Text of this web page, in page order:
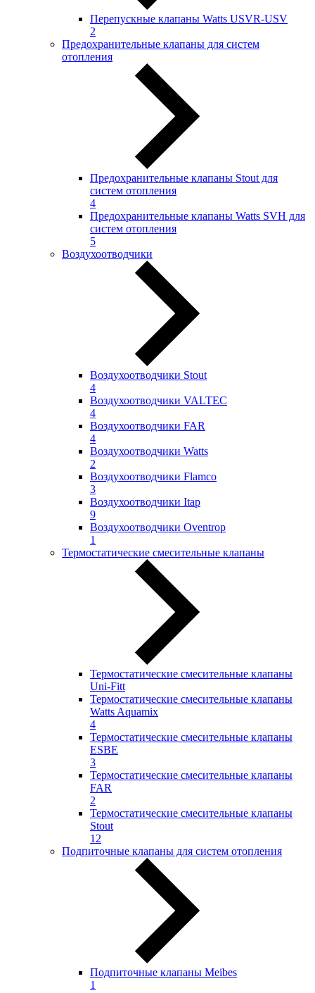
Перепускные клапаны Watts USVR-USV
2
Предохранительные клапаны для систем
отопления
Предохранительные клапаны Stout для
систем отопления
4
Предохранительные клапаны Watts SVH для
систем отопления
5
Воздухоотводчики
Воздухоотводчики Stout
4
Воздухоотводчики VALTEC
4
Воздухоотводчики FAR
4
Воздухоотводчики Watts
2
Воздухоотводчики Flamco
3
Воздухоотводчики Itap
9
Воздухоотводчики Oventrop
1
Термостатические смесительные клапаны
Термостатические смесительные клапаны
Uni-Fitt
Термостатические смесительные клапаны
Watts Aquamix
4
Термостатические смесительные клапаны
ESBE
3
Термостатические смесительные клапаны
FAR
2
Термостатические смесительные клапаны
Stout
12
Подпиточные клапаны для систем отопления
Подпиточные клапаны Meibes
1